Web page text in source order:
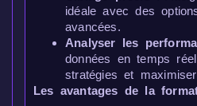
idéale avec des
avancées.
Analyser les
données en temps
stratégies et
Les avantages de la